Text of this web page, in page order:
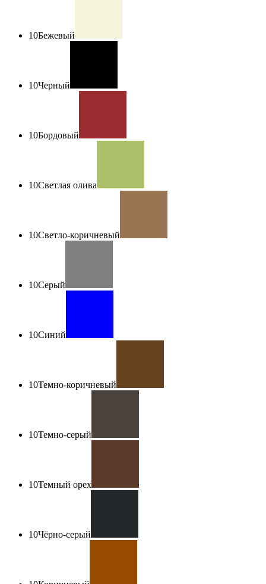
10Бежевый
10Черный
10Бордовый
10Светлая олива
10Светло-коричневый
10Серый
10Синий
10Темно-коричневый
10Темно-серый
10Темный орех
10Чёрно-серый